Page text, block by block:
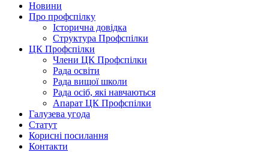
Новини
Про профспілку
Історична довідка
Структура Профспілки
ЦК Профспілки
Члени ЦК Профспілки
Рада освіти
Рада вищої школи
Рада осіб, які навчаються
Апарат ЦК Профспілки
Галузева угода
Статут
Корисні посилання
Контакти